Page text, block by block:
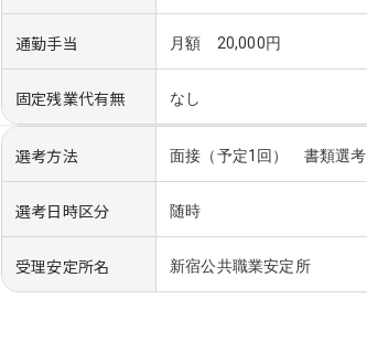
通勤手当 月額 20,000円
固定残業代有無 なし
選考方法 面接（予定1回） 書類選考
選考日時区分 随時
受理安定所名 新宿公共職業安定所